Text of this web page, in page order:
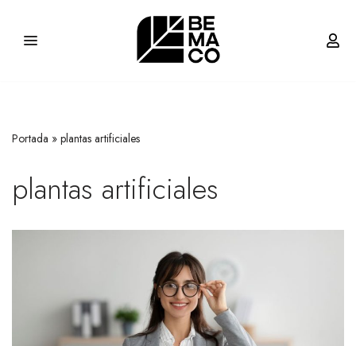
Saltar
Portada » plantas artificiales
plantas artificiales